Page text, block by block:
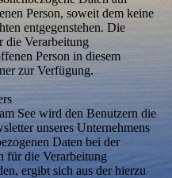
Person, soweit dem keine
entgegenstehen. Die
die Verarbeitung
Person in diesem
zur Verfügung.
See wird den Benutzern die
unseres Unternehmens
Daten bei der
für die Verarbeitung
ergibt sich aus der hierzu